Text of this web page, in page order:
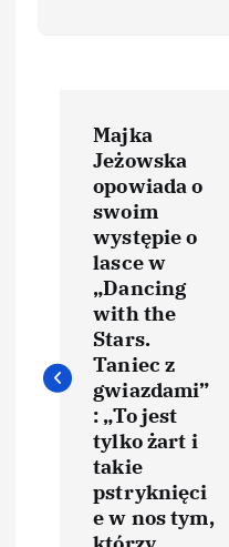
a
Majka
Jeżowska
opowiada o
swoim
występie o
lasce w
„Dancing
with the
Stars.
Taniec z
gwiazdami”
: „To jest
tylko żart i
takie
pstryknięci
e w nos tym,